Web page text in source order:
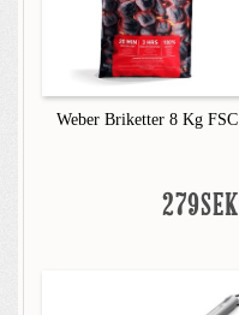
Weber Briketter 8 Kg FSC
279SEK